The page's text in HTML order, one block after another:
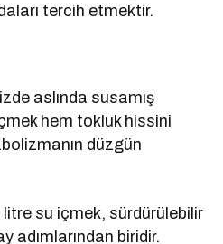
tercih etmektir.
aslında susamış
hem tokluk hissini
düzgün
su içmek, sürdürülebilir
adımlarından biridir.